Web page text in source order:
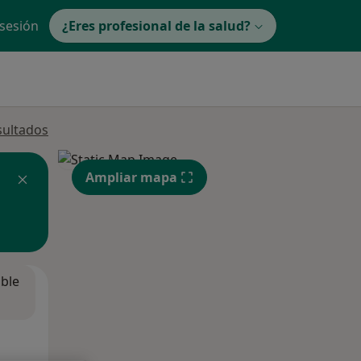
¿Eres profesional de la salud?
Ampliar mapa